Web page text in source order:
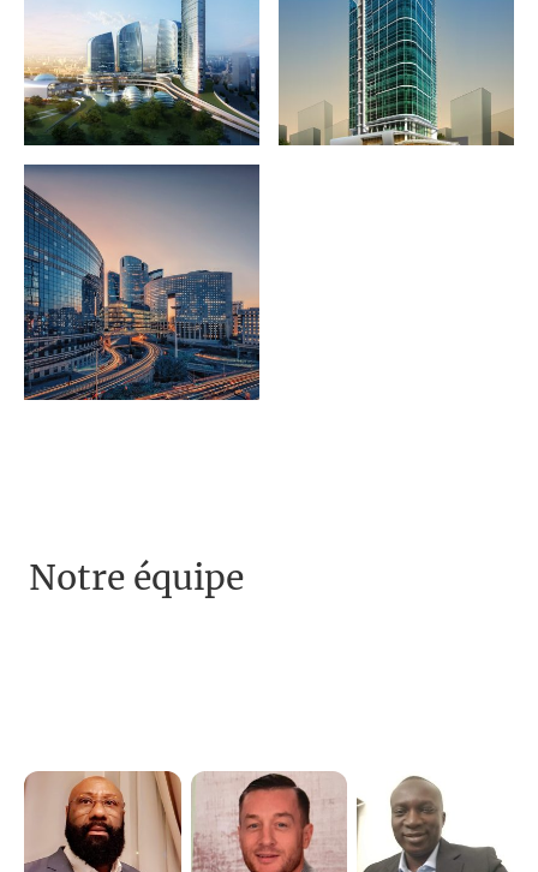
Notre équipe